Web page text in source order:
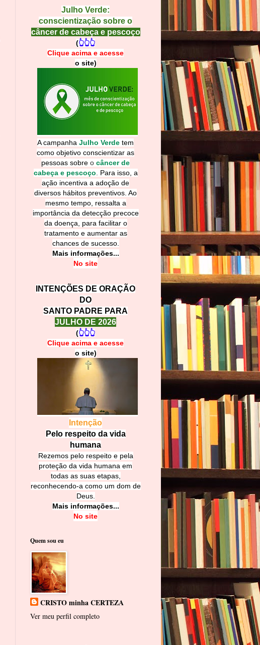
Julho Verde:
conscientização sobre o
câncer de cabeça e pescoço
(👆👆👆
Clique acima e acesse
o site)
A campanha Julho Verde tem
como objetivo conscientizar as
pessoas sobre o câncer de
cabeça e pescoço
Para isso, a
ação incentiva a adoção de
diversos hábitos preventivos. Ao
mesmo tempo, ressalta a
importância da detecção precoce
da doença, para facilitar o
tratamento e aumentar as
chances de sucesso.
Mais informações...
No site
INTENÇÕES DE ORAÇÃO
DO
SANTO PADRE PARA
JULHO DE 2026
(👆👆👆
Clique acima e acesse
o site)
Intenção
Pelo respeito da vida
humana
Rezemos pelo respeito e pela
proteção da vida humana em
todas as suas etapas,
reconhecendo-a como um dom de
Deus.
Mais informações...
No site
Quem sou eu
CRISTO minha CERTEZA
Ver meu perfil completo